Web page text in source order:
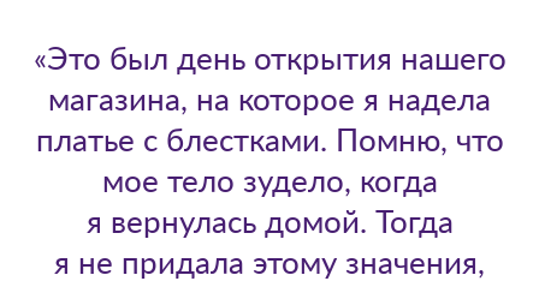
«Это был день открытия нашего
магазина, на которое я надела
платье с блестками. Помню, что
мое тело зудело, когда
я вернулась домой. Тогда
я не придала этому значения,